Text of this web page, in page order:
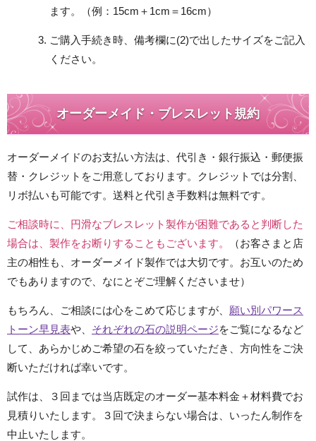
ます。（例：15cm＋1cm＝16cm）
ご購入手続き時、備考欄に(2)で出したサイズをご記入
ください。
オーダーメイド・ブレスレット規約
オーダーメイドのお支払い方法は、代引き・銀行振込・郵便振
替・クレジットをご用意しております。クレジットでは分割、
リボ払いも可能です。送料と代引き手数料は無料です。
ご相談時に、円滑なブレスレット製作が困難であると判断した
場合は、製作をお断りすることもございます。
（お客さまと店
主の相性も、オーダーメイド製作では大切です。お互いのため
でもありますので、なにとぞご理解くださいませ）
もちろん、ご相談には心をこめて応じますが、 願い別パワース
トーン早見表や、 それぞれの石の説明ページをご覧になるなど
して、あらかじめご希望の石を絞っていただき、方向性をご決
断いただければ幸いです。
試作は、３回までは当店既定のオーダー基本料金＋材料費でお
見積りいたします。３回で決まらない場合は、いったん制作を
中止いたします。